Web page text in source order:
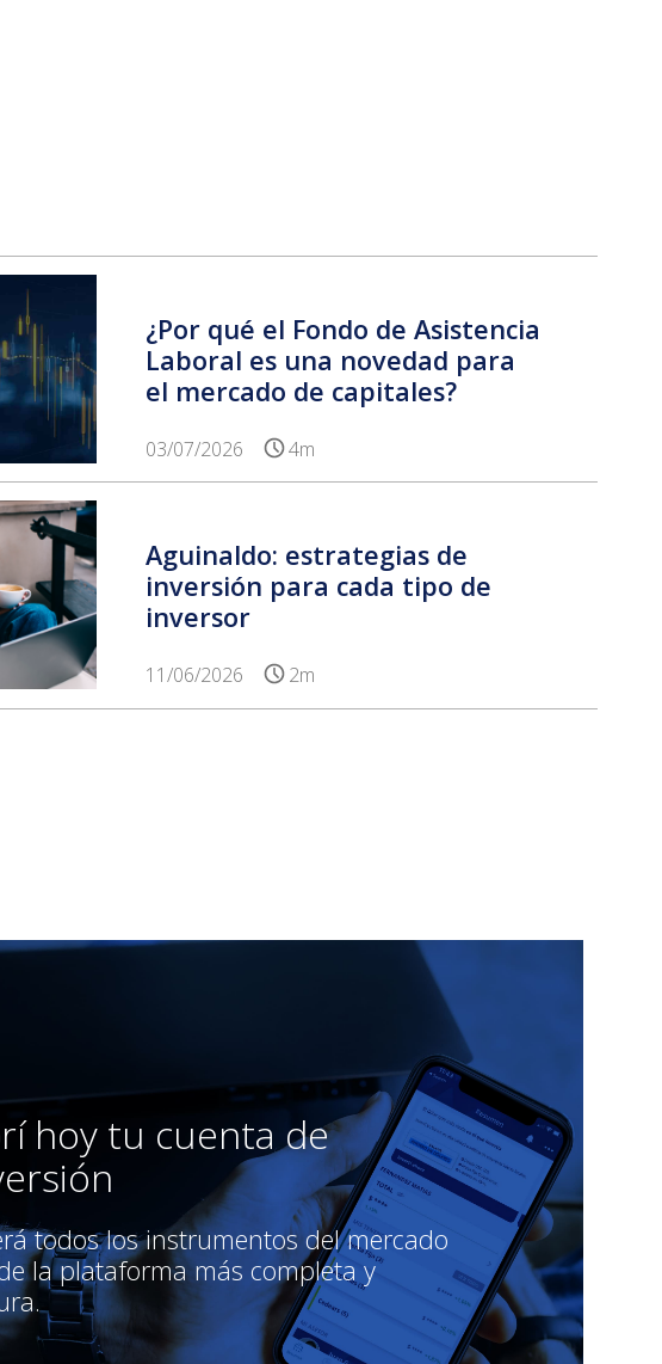
¿Por qué el Fondo de Asistencia
Laboral es una novedad para
el mercado de capitales?
03/07/2026 4m
Aguinaldo: estrategias de
inversión para cada tipo de
inversor
11/06/2026 2m
hoy tu cuenta de
todos los instrumentos del mercado
la plataforma más completa y